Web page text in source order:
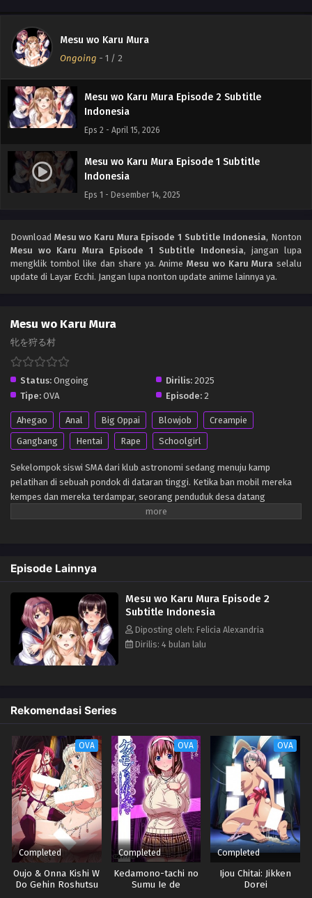
Mesu wo Karu Mura
Ongoing - 1 / 2
Mesu wo Karu Mura Episode 2 Subtitle
Indonesia
Eps 2 - April 15, 2026
Mesu wo Karu Mura Episode 1 Subtitle
Indonesia
Eps 1 - Desember 14, 2025
Download Mesu wo Karu Mura Episode 1 Subtitle Indonesia, Nonton
Mesu wo Karu Mura Episode 1 Subtitle Indonesia, jangan lupa
mengklik tombol like dan share ya. AnimeMesu wo Karu Mura selalu
update di Layar Ecchi. Jangan lupa nonton update anime lainnya ya.
Mesu wo Karu Mura
牝を狩る村
Status: Ongoing Dirilis: 2025
Tipe: OVA Episode: 2
Ahegao Anal Big Oppai Blowjob
Creampie
Gangbang
Hentai Rape Schoolgirl
Sekelompok siswi SMA dari klub astronomi sedang menuju kamp
pelatihan di sebuah pondok di dataran tinggi. Ketika ban mobil mereka
kempes dan mereka terdampar, seorang penduduk desa datang
membantu dan mengundang mereka ke desa. Namun, desa tersebut
Namun di aula besar tempat ia dibawa, segerombolan pria desa
telanjang berdiri dengan ereksi yang membara, siap untuk mencabulinya.
Pakaiannya dirobek, dan tubuhnya, yang terus-menerus dilecehkan,
mencapai titik puncaknya. Kehilangan akal sehatnya, sang guru
mengkhianati murid-muridnya, menawarkan mereka sebagai pengganti
untuk menyelamatkan diri. Sementara itu, ketiga siswa yang tertinggal
di gudang dilucuti pakaiannya dan tangan serta kakinya diikat. Satu per
Episode Lainnya
Mesu wo Karu Mura Episode 2
Subtitle Indonesia
Diposting oleh: Felicia Alexandria
Dirilis: 4 bulan lalu
Rekomendasi Series
OVA
Completed
Oujo & Onna Kishi W
Do Gehin Roshutsu
OVA
Completed
Kedamono-tachi no
Sumu Ie de
OVA
Completed
Ijou Chitai: Jikken
Dorei